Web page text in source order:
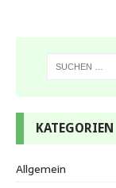
KATEGORIEN
Allgemein